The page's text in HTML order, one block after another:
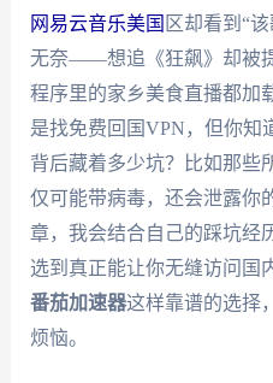
网易云音乐美国 区却看到“
无奈——想追《狂飙》却被
程序里的家乡美食直播都加
是找免费回国VPN，但你知
背后藏着多少坑？比如那些
仅可能带病毒，还会泄露你
章，我会结合自己的踩坑经
选到真正能让你无缝访问国
番茄加速器这样靠谱的选择
烦恼。